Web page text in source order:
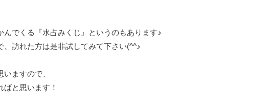
でくる『水占みくじ』というのもあります♪
訪れた方は是非試してみて下さい(^^♪
ますので、
と思います！